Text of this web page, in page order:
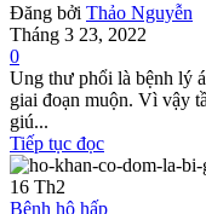
Đăng bởi Thảo Nguyễn
Tháng 3 23, 2022
0
Ung thư phổi là bệnh lý
giai đoạn muộn. Vì vậy
giú...
Tiếp tục đọc
16 Th2
Bệnh hô hấp